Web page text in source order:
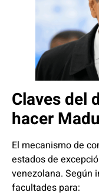
Claves del
hacer
El mecanismo de
estados de
venezolana. Según
facultades para: